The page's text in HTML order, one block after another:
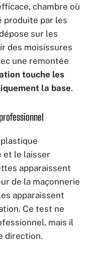
chambre où
produite par les
sur les
des moisissures
une remontée
touche les
la base.
et le laisser
apparaissent
de la maçonnerie
apparaissent
Ce test ne
mais il
direction.